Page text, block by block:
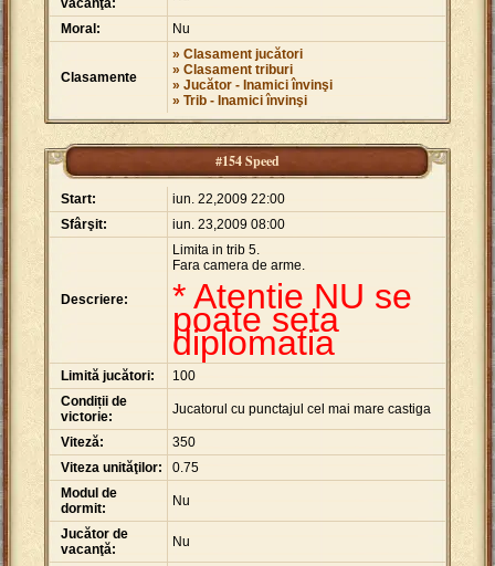
vacanţă:
Moral: Nu
Clasamente
» Clasament jucători
» Clasament triburi
» Jucător - Inamici învinşi
» Trib - Inamici învinşi
#154 Speed
Start:
iun. 22,2009 22:00
Sfârşit:
iun. 23,2009 08:00
Descriere:
Limita in trib 5.
Fara camera de arme.
* Atentie NU se
poate seta
diplomatia
Limită jucători:
100
Condiții de
victorie:
Jucatorul cu punctajul cel mai mare castiga
Viteză:
350
Viteza unităţilor:
0.75
Modul de
dormit:
Nu
Jucător de
vacanţă:
Nu